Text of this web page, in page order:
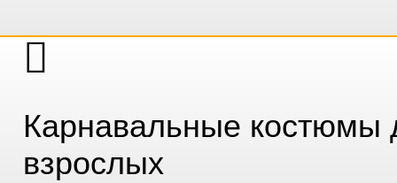
Карнавальные костюмы
взрослых